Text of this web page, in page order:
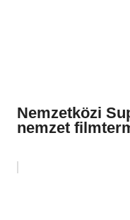
Nemzetközi
nemzet